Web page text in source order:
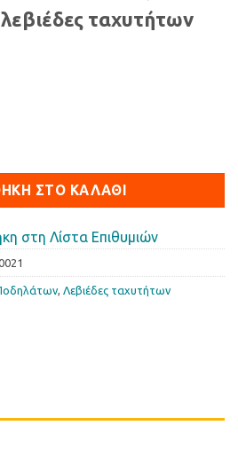
ταχυτήτων
ΣΤΟ ΚΑΛΆΘΙ
στη Λίστα Επιθυμιών
Λεβιέδες ταχυτήτων